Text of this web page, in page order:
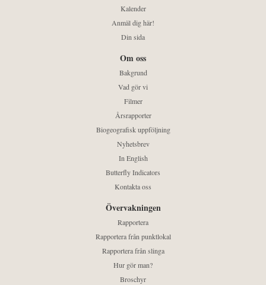
Kalender
Anmäl dig här!
Din sida
Om oss
Bakgrund
Vad gör vi
Filmer
Årsrapporter
Biogeografisk uppföljning
Nyhetsbrev
In English
Butterfly Indicators
Kontakta oss
Övervakningen
Rapportera
Rapportera från punktlokal
Rapportera från slinga
Hur gör man?
Broschyr